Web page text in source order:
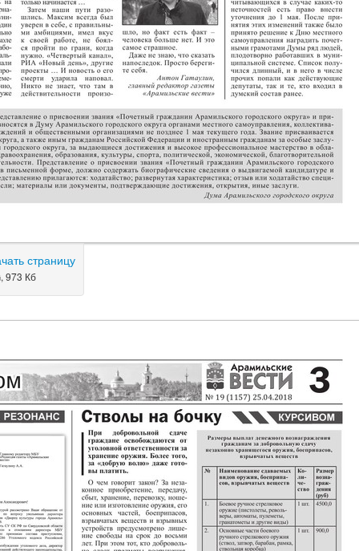
страницу
973 Кб